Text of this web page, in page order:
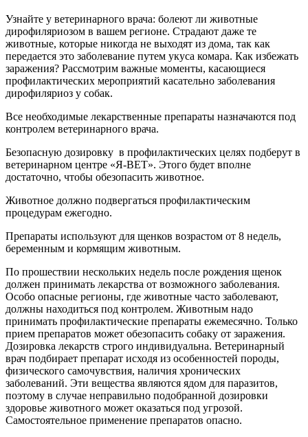
Узнайте у ветеринарного врача: болеют ли животные
дирофиляриозом в вашем регионе. Страдают даже те
животные, которые никогда не выходят из дома, так как
передается это заболевание путем укуса комара. Как избежать
заражения? Рассмотрим важные моменты, касающиеся
профилактических мероприятий касательно заболевания
дирофиляриоз у собак.
Все необходимые лекарственные препараты назначаются под
контролем ветеринарного врача.
Безопасную дозировку в профилактических целях подберут в
ветеринарном центре «Я-ВЕТ». Этого будет вполне
достаточно, чтобы обезопасить животное.
Животное должно подвергаться профилактическим
процедурам ежегодно.
Препараты используют для щенков возрастом от 8 недель,
беременным и кормящим животным.
По прошествии нескольких недель после рождения щенок
должен принимать лекарства от возможного заболевания.
Особо опасные регионы, где животные часто заболевают,
должны находиться под контролем. Животным надо
принимать профилактические препараты ежемесячно. Только
прием препаратов может обезопасить собаку от заражения.
Дозировка лекарств строго индивидуальна. Ветеринарный
врач подбирает препарат исходя из особенностей породы,
физического самочувствия, наличия хронических
заболеваний. Эти вещества являются ядом для паразитов,
поэтому в случае неправильно подобранной дозировки
здоровье животного может оказаться под угрозой.
Самостоятельное применение препаратов опасно.